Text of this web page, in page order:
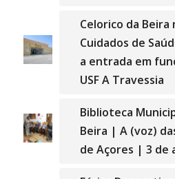
Celorico da Beira
Cuidados de
a entrada em
USF A Travessia
Biblioteca
Beira | A (voz)
de Açores | 3 de